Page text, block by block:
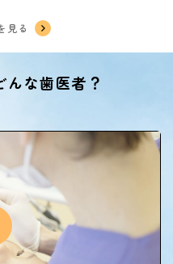
見る
んな歯医者？